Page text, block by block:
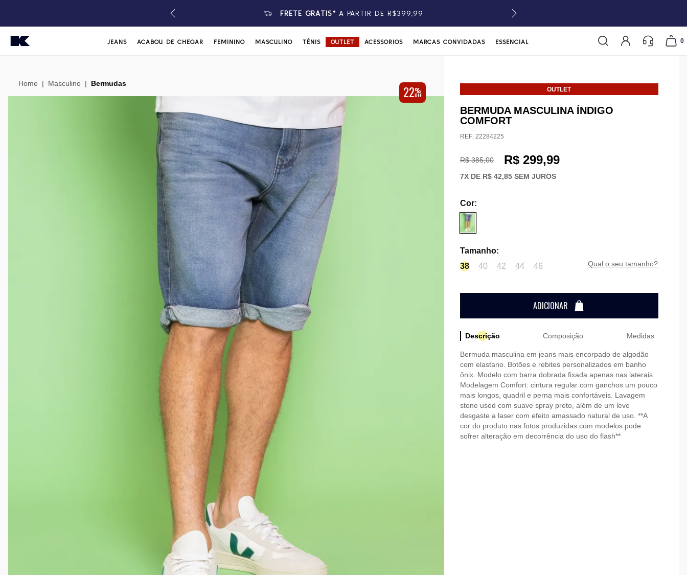
FRETE GRÁTIS* A PARTIR DE R$399,99
JEANS ACABOU DE CHEGAR FEMININO MASCULINO TÊNIS OUTLET ACESSÓRIOS MARCAS CONVIDADAS ESSENCIAL 0
Home | Masculino | Bermudas 22%
OFF
OUTLET
BERMUDA MASCULINA ÍNDIGO
COMFORT
REF: 22284225
R$ 385,00 R$ 299,99
7X DE R$ 42,85SEM JUROS
Cor:
Tamanho:
38
40 42 44 46 qual o seu tamanho?
ADICIONAR
Descrição Composição Medidas
Bermuda masculina em jeans mais encorpado de algodão
com elastano. Botões e rebites personalizados em banho
ônix. Modelo com barra dobrada fixada apenas nas laterais.
Modelagem Comfort: cintura regular com ganchos um pouco
mais longos, quadril e perna mais confortáveis. Lavagem
stone used com suave spray preto, além de um leve
desgaste a laser com efeito amassado natural de uso. **A
cor do produto nas fotos produzidas com modelos pode
sofrer alteração em decorrência do uso do flash**